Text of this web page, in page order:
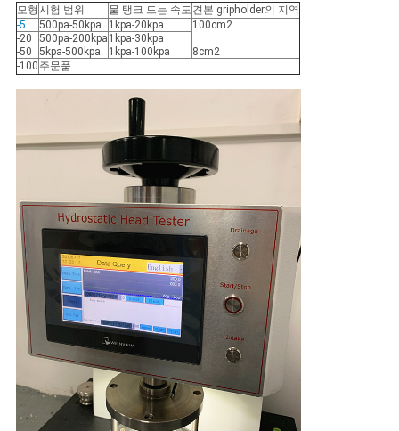
VR
SHOW
이
맵
PRIVACY
POLICY
모형 시험 범위 물 탱크 드는 속도 견본 gripholder의 지역
-5
500pa-50kpa 1kpa-20kpa
100cm2
-20
500pa-200kpa 1kpa-30kpa
-50
5kpa-500kpa 1kpa-100kpa
8cm2
-100 주문품